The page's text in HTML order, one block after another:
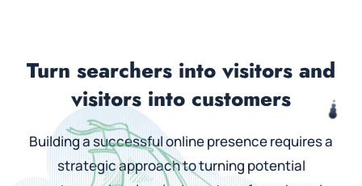
Turn searchers into visitors and
visitors into customers
Building a successful online presence requires a
strategic approach to turning potential